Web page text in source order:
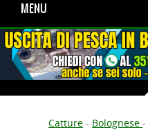
MENU
Catture - Bolognese -